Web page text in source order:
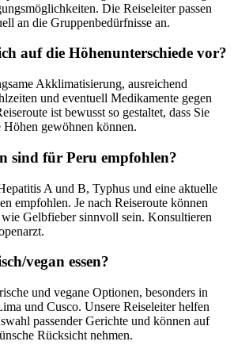
Die Reiseleiter passen
an die Gruppenbedürfnisse an.
auf die Höhenunterschiede vor?
Akklimatisierung, ausreichend
und eventuell Medikamente gegen
ist bewusst so gestaltet, dass Sie
gewöhnen können.
sind für Peru empfohlen?
A und B, Typhus und eine aktuelle
empfohlen. Je nach Reiseroute können
Gelbfieber sinnvoll sein. Konsultieren
vegan essen?
und vegane Optionen, besonders in
und Cusco. Unsere Reiseleiter helfen
passender Gerichte und können auf
Rücksicht nehmen.